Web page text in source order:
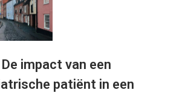
De impact van een
patiënt in een